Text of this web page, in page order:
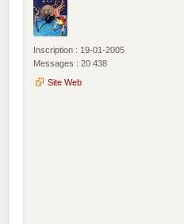
Inscription : 19-01-2005
Messages : 20 438
Site Web